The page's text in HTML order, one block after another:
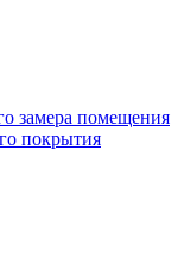
замера помещения
покрытия